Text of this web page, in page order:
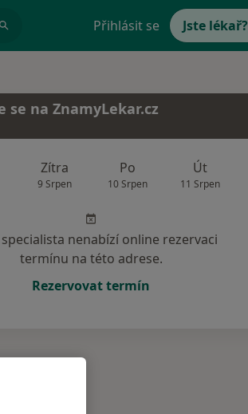
Přihlásit se Jste lékař?
se na ZnamyLekar.cz
Zítra
9 Srpen
Po
10 Srpen
Út
11 Srpen
nenabízí online rezervaci
termínu na této adrese.
Rezervovat termín